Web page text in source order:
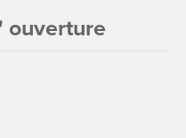
ouverture